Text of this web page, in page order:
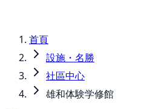
首頁
設施・名勝
社區中心
雄和体験学修館